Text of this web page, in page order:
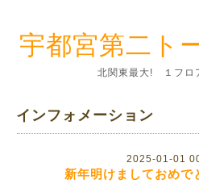
宇都宮第二ト
北関東最大! １フロ
インフォメーション
2025-01-01
新年明けましておめで